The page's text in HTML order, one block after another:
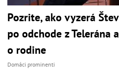
Pozrite, ako vyzerá
po odchode z Telerána
o rodine
Domáci prominenti